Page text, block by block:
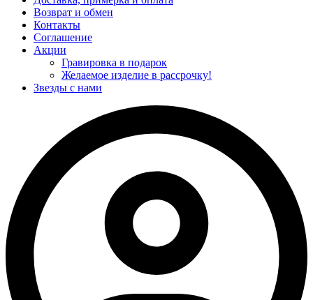
Возврат и обмен
Контакты
Соглашение
Акции
Гравировка в подарок
Желаемое изделие в рассрочку!
Звезды с нами